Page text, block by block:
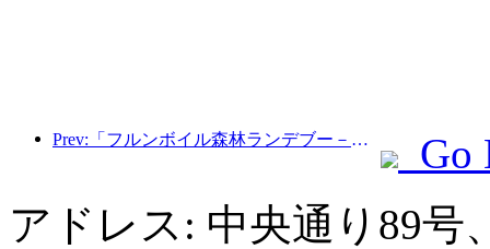
Prev:「フルンボイル森林ランデブー－大興安嶺エクスプレス－星光列車－天一旅」観光列車が初運行を行った。
Go
アドレス: 中央通り89号